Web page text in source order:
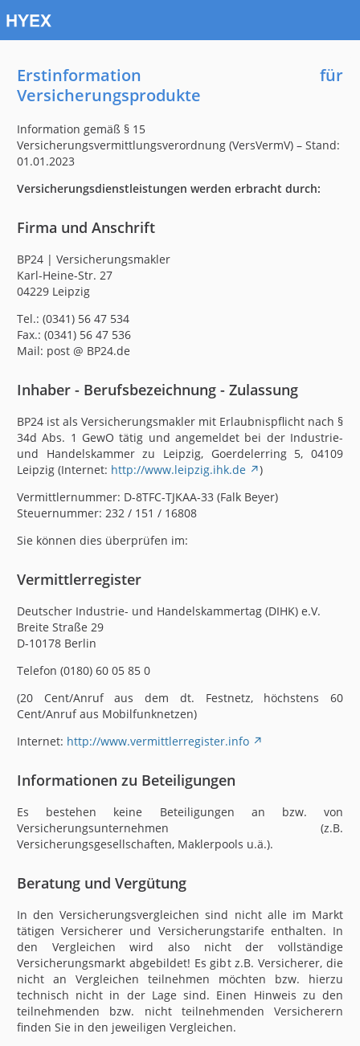
Erstinformation für
Versicherungsprodukte
Information gemäß § 15
Versicherungsvermittlungsverordnung (VersVermV) – Stand:
01.01.2023
Versicherungsdienstleistungen werden erbracht durch:
Firma und Anschrift
BP24 | Versicherungsmakler
Karl-Heine-Str. 27
04229 Leipzig
Tel.: (0341) 56 47 534
Fax.: (0341) 56 47 536
Mail: post @ BP24.de
Inhaber - Berufsbezeichnung - Zulassung
BP24 ist als Versicherungsmakler mit Erlaubnispflicht nach §
34d Abs. 1 GewO tätig und angemeldet bei der Industrie-
und Handelskammer zu Leipzig, Goerdelerring 5, 04109
Leipzig (Internet: http://www.leipzig.ihk.de
)
Vermittlernummer: D-8TFC-TJKAA-33 (Falk Beyer)
Steuernummer: 232 / 151 / 16808
Sie können dies überprüfen im:
Vermittlerregister
Deutscher Industrie- und Handelskammertag (DIHK) e.V.
Breite Straße 29
D-10178 Berlin
Telefon (0180) 60 05 85 0
(20 Cent/Anruf aus dem dt. Festnetz, höchstens 60
Cent/Anruf aus Mobilfunknetzen)
Internet: http://www.vermittlerregister.info
Informationen zu Beteiligungen
Es bestehen keine Beteiligungen an bzw. von
Versicherungsunternehmen (z.B.
Versicherungsgesellschaften, Maklerpools u.ä.).
Beratung und Vergütung
In den Versicherungsvergleichen sind nicht alle im Markt
tätigen Versicherer und Versicherungstarife enthalten. In
den Vergleichen wird also nicht der vollständige
Versicherungsmarkt abgebildet! Es gibt z.B. Versicherer, die
nicht an Vergleichen teilnehmen möchten bzw. hierzu
technisch nicht in der Lage sind. Einen Hinweis zu den
teilnehmenden bzw. nicht teilnehmenden Versicherern
finden Sie in den jeweiligen Vergleichen.